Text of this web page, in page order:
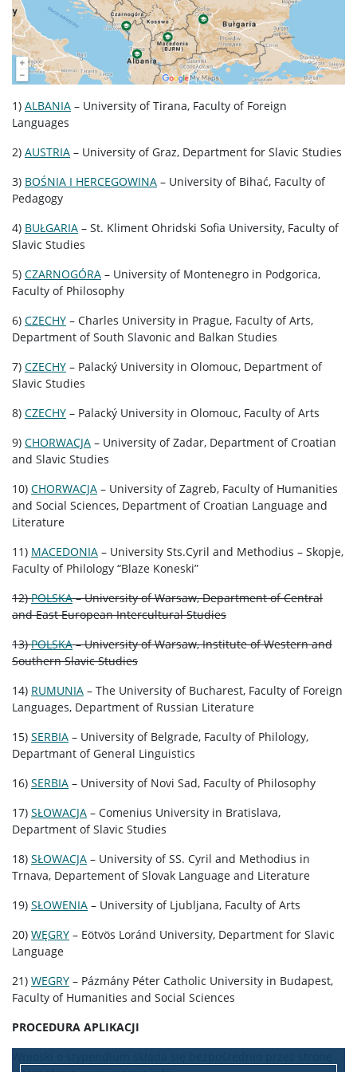
1) ALBANIA – University of Tirana, Faculty of Foreign
Languages
2) AUSTRIA – University of Graz, Department for Slavic Studies
3) BOŚNIA I HERCEGOWINA – University of Bihać, Faculty of
Pedagogy
4) BUŁGARIA – St. Kliment Ohridski Sofia University, Faculty of
Slavic Studies
5) CZARNOGÓRA – University of Montenegro in Podgorica,
Faculty of Philosophy
6) CZECHY – Charles University in Prague, Faculty of Arts,
Department of South Slavonic and Balkan Studies
7) CZECHY – Palacký University in Olomouc, Department of
Slavic Studies
8) CZECHY – Palacký University in Olomouc, Faculty of Arts
9) CHORWACJA – University of Zadar, Department of Croatian
and Slavic Studies
10) CHORWACJA – University of Zagreb, Faculty of Humanities
and Social Sciences, Department of Croatian Language and
Literature
11) MACEDONIA – University Sts.Cyril and Methodius – Skopje,
Faculty of Philology “Blaze Koneski”
12)POLSKA– University of Warsaw, Department of Central
and East European Intercultural Studies
13)POLSKA– University of Warsaw, Institute of Western and
Southern Slavic Studies
14) RUMUNIA – The University of Bucharest, Faculty of Foreign
Languages, Department of Russian Literature
15) SERBIA – University of Belgrade, Faculty of Philology,
Departmant of General Linguistics
16) SERBIA – University of Novi Sad, Faculty of Philosophy
17) SŁOWACJA – Comenius University in Bratislava,
Department of Slavic Studies
18) SŁOWACJA – University of SS. Cyril and Methodius in
Trnava, Departement of Slovak Language and Literature
19) SŁOWENIA – University of Ljubljana, Faculty of Arts
20) WĘGRY – Eötvös Loránd University, Department for Slavic
Language
21) WEGRY – Pázmány Péter Catholic University in Budapest,
Faculty of Humanities and Social Sciences
PROCEDURA APLIKACJI